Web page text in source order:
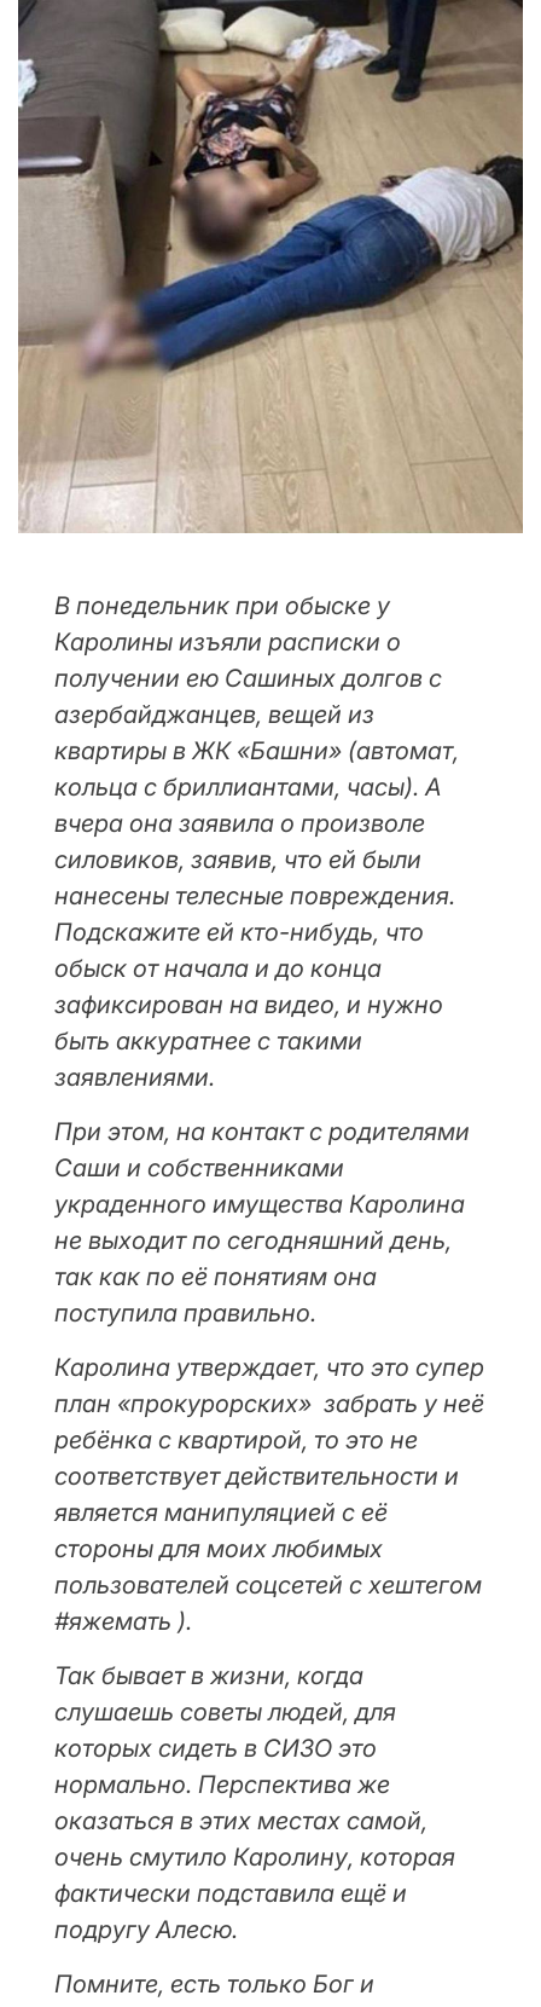
В понедельник при обыске у
Каролины изъяли расписки о
получении ею Сашиных долгов с
азербайджанцев, вещей из
квартиры в ЖК «Башни» (автомат,
кольца с бриллиантами, часы). А
вчера она заявила о произволе
силовиков, заявив, что ей были
нанесены телесные повреждения.
Подскажите ей кто-нибудь, что
обыск от начала и до конца
зафиксирован на видео, и нужно
быть аккуратнее с такими
заявлениями.
При этом, на контакт с родителями
Саши и собственниками
украденного имущества Каролина
не выходит по сегодняшний день,
так как по её понятиям она
поступила правильно.
Каролина утверждает, что это супер
план «прокурорских» забрать у неё
ребёнка с квартирой, то это не
соответствует действительности и
является манипуляцией с её
стороны для моих любимых
пользователей соцсетей с хештегом
#яжемать ).
Так бывает в жизни, когда
слушаешь советы людей, для
которых сидеть в СИЗО это
нормально. Перспектива же
оказаться в этих местах самой,
очень смутило Каролину, которая
фактически подставила ещё и
подругу Алесю.
Помните, есть только Бог и